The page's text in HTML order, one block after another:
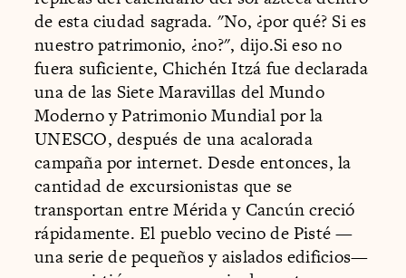
de esta ciudad sagrada. "No, ¿por qué? Si es
nuestro patrimonio, ¿no?", dijo.Si eso no
fuera suficiente, Chichén Itzá fue declarada
una de las Siete Maravillas del Mundo
Moderno y Patrimonio Mundial por la
UNESCO, después de una acalorada
campaña por internet. Desde entonces, la
cantidad de excursionistas que se
transportan entre Mérida y Cancún creció
rápidamente. El pueblo vecino de Pisté —
una serie de pequeños y aislados edificios—